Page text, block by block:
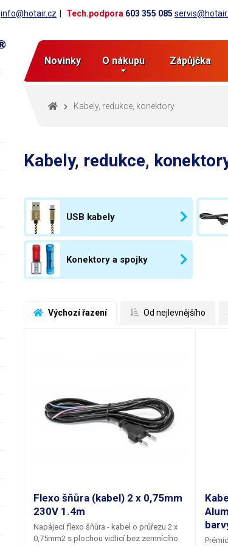
info@hotair.cz Tech.podpora 603 355 085
Novinky O nákupu Zápůjčka
Kabely, redukce, konektory
Kabely, redukce,
USB kabely
Konektory a spojky
Výchozí řazení Od nejlevnějšího
Flexo šňůra (kabel) 2 x 0,75mm
230V 1.4m
Napájecí flexo šňůra - kabel o průřezu 2 x
0,75mm2s plochou vidlicí bez zemnícího